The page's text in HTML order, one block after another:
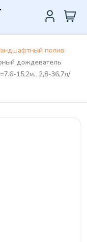
полив
дождеватель
15.2м., 2,8-36,7л/